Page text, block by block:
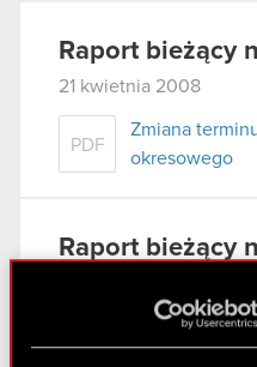
Raport bieżący
21 kwietnia 2008
PDF
Zmiana
okresowego
Raport bieżący
Spłata
Ubezpieczeń